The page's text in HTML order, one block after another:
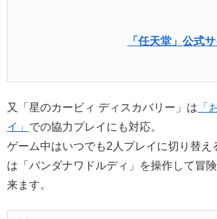
「任天堂」公式
又「星のカービィ ディスカバリー」は 「
イ」 での協力プレイにも対応。
ゲーム中はいつでも2人プレイに切り替え
は「バンダナワドルディ」を操作して冒
来ます。